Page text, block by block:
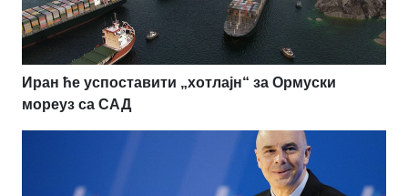
Иран ће успоставити „хотлајн“ за Ормуски
мореуз са САД